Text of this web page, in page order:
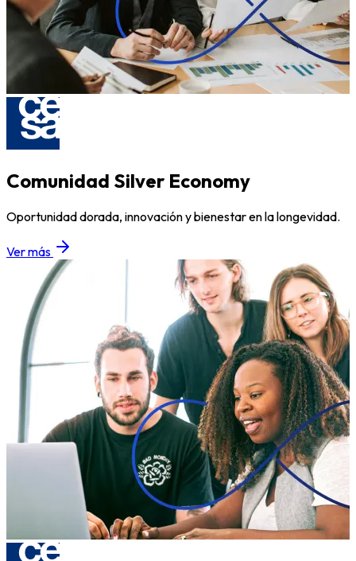
Comunidad Silver Economy
Oportunidad dorada, innovación y bienestar en la longevidad.
Ver más